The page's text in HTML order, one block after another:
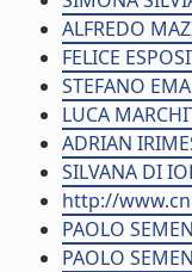
ALFREDO
FELICE
STEFANO
LUCA
ADRIAN
SILVANA DI
http://
PAOLO
PAOLO